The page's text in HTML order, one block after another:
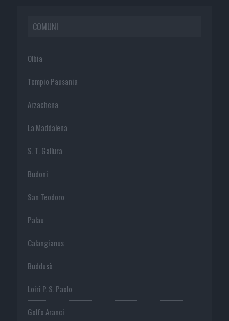
COMUNI
Olbia
Tempio Pausania
Arzachena
La Maddalena
S. T. Gallura
Budoni
San Teodoro
Palau
Calangianus
Buddusò
Loiri P. S. Paolo
Golfo Aranci